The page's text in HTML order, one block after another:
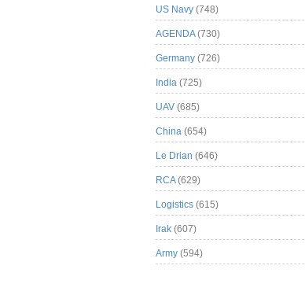
US Navy (748)
AGENDA(730)
Germany (726)
India (725)
UAV (685)
China (654)
Le Drian (646)
RCA(629)
Logistics (615)
Irak (607)
Army (594)